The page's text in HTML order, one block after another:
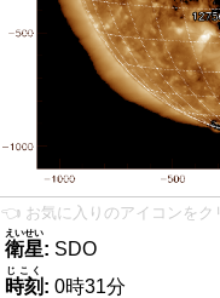
👈 お気に入りのアイコンをク
衛星
えいせい
: SDO
時刻
じこく
: 0時31分